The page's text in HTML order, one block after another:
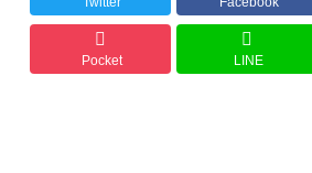
Pocket LINE